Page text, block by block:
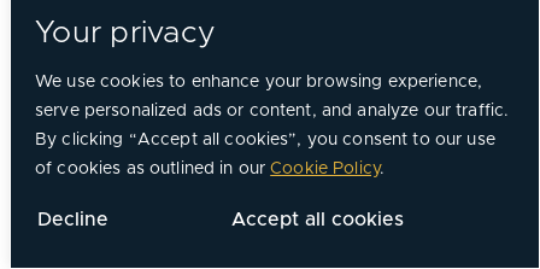
Your privacy
We use cookies to enhance your browsing experience,
serve personalized ads or content, and analyze our traffic.
By clicking “Accept all cookies”, you consent to our use
of cookies as outlined in ourCookie Policy.
Decline Accept all cookies
mensuel de 0,0375 $ par action de catégorie A
et de catégorie B sera versé le ou après le 19…
Read more
April 1, 2026
Chorus Aviation fait